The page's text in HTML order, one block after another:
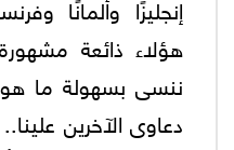
إنجليزًا وألمانًا
هؤلاء ذائعة
ننسى بسهولة ما
دعاوى الآخرين